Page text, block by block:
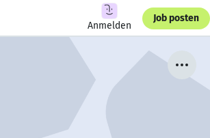
Anmelden
Job posten